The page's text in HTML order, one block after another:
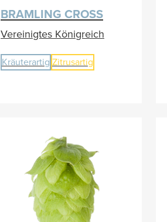
BRAMLING CROSS
Vereinigtes Königreich
Kräuterartig Zitrusartig